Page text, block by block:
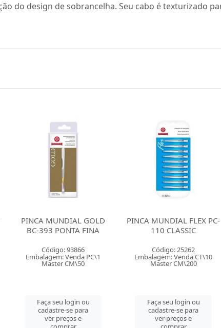
do design de sobrancelha. Seu cabo é texturizado
PINCA MUNDIAL FLEX PC-
110 CLASSIC
Código: 25262
Embalagem: Venda CT\10
Master CM\200
Faça seu login ou
cadastre-se para
ver preços e
PINCA MUNDIAL GOLD
BC-393 PONTA FINA
Código: 93866
Embalagem: Venda PC\1
Master CM\50
Faça seu login ou
cadastre-se para
ver preços e